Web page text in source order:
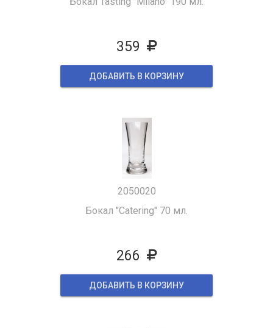
359
ДОБАВИТЬ В КОРЗИНУ
2050020
Бокал "Catering" 70 мл.
266
ДОБАВИТЬ В КОРЗИНУ